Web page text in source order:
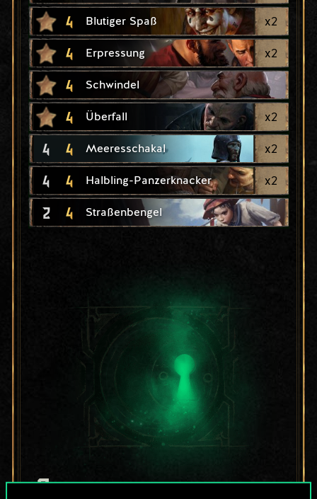
4 Blutiger Spaß x2
4 Erpressung x2
4 Schwindel
4 Überfall x2
4 4 Meeresschakal x2
4 4 Halbling-Panzerknacker x2
2 4 Straßenbengel
Bis jetzt ist dies nur